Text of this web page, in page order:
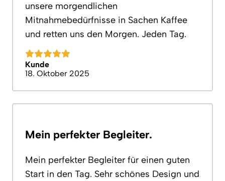
unsere morgendlichen
Mitnahmebedürfnisse in Sachen Kaffee
und retten uns den Morgen. Jeden Tag.
Kunde
18. Oktober 2025
Mein perfekter Begleiter.
Mein perfekter Begleiter für einen guten
Start in den Tag. Sehr schönes Design und